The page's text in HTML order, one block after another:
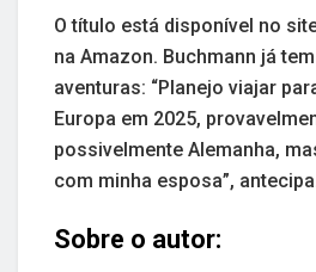
O título está disponível no
na Amazon. Buchmann já
aventuras: “Planejo viajar
Europa em 2025,
possivelmente Alemanha,
com minha esposa”,
Sobre o autor: